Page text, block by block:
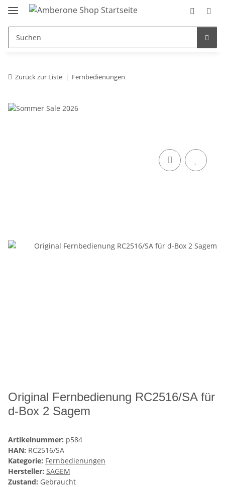
Zurück zur Liste Fernbedienungen
Original Fernbedienung RC2516/SA für
d-Box 2 Sagem
Artikelnummer: p584
HAN: RC2516/SA
Kategorie: Fernbedienungen
Hersteller: SAGEM
Zustand: Gebraucht